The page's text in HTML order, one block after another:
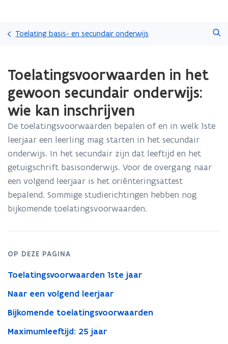
en
naar
gaan
Toelating basis- en secundair onderwijs
met
laden.
bevindt
zich
op:
Toelatingsvoorwaarden
het
gewoon
secundair
wie
kan
Toelatingsvoorwaarden in het
gewoon secundair onderwijs:
wie kan inschrijven
De toelatingsvoorwaarden bepalen of en in welk 1ste
leerjaar een leerling mag starten in het secundair
onderwijs. In het secundair zijn dat leeftijd en het
getuigschrift basisonderwijs. Voor de overgang naar
een volgend leerjaar is het oriënteringsattest
bepalend. Sommige studierichtingen hebben nog
bijkomende toelatingsvoorwaarden.
OP DEZE PAGINA
Toelatingsvoorwaarden 1ste jaar
Naar een volgend leerjaar
Bijkomende toelatingsvoorwaarden
Maximumleeftijd: 25 jaar